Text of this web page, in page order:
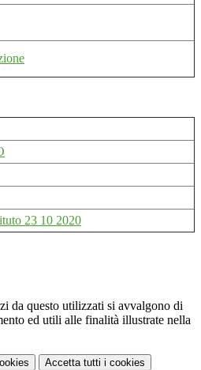
23 10 2020
da questo utilizzati si avvalgono di
ed utili alle finalità illustrate nella
Accetta tutti i cookies